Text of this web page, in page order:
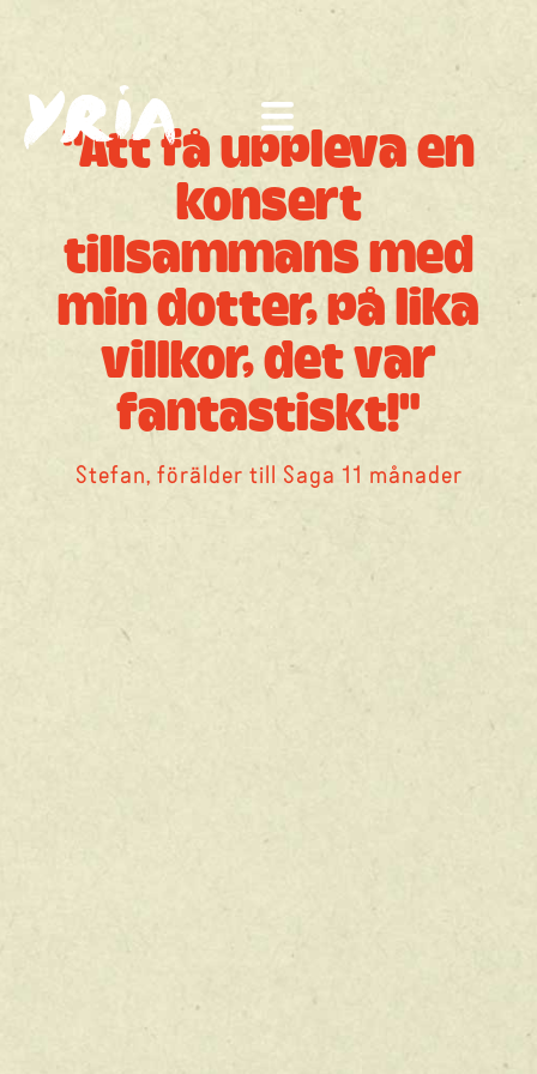
"Att få uppleva en
konsert
tillsammans med
min dotter, på lika
villkor, det var
fantastiskt!"
Stefan, förälder till Saga 11 månader